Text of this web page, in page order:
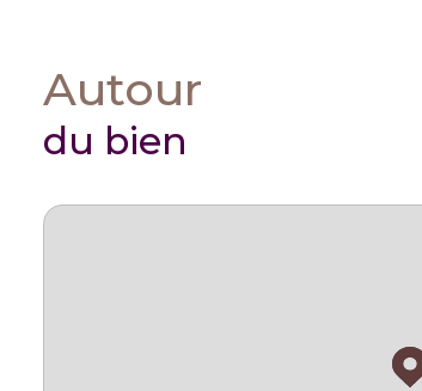
Autour
du bien